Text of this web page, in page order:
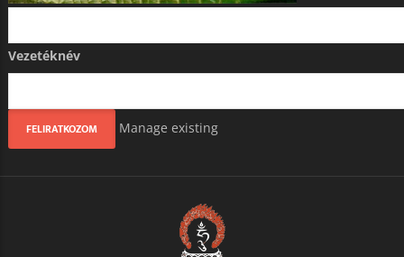
Vezetéknév
Manage existing